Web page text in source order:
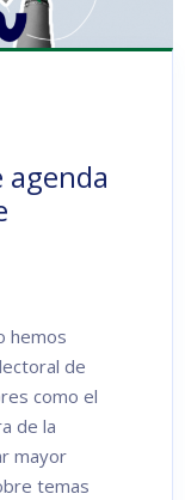
agenda
hemos
de
como el
de la
mayor
temas